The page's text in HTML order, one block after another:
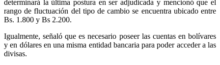
determinará la última postura en ser adjudicada y mencionó que el
rango de fluctuación del tipo de cambio se encuentra ubicado entre
Bs. 1.800 y Bs 2.200.
Igualmente, señaló que es necesario poseer las cuentas en bolívares
y en dólares en una misma entidad bancaria para poder acceder a las
divisas.